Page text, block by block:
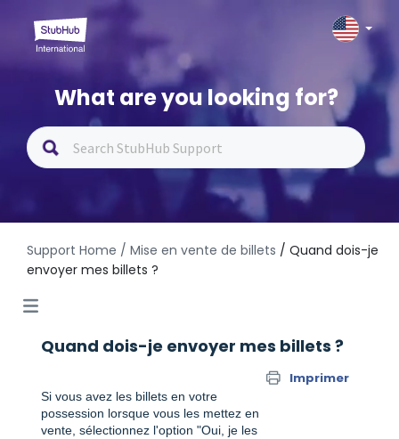
What are you looking for?
Support Home / Mise en vente de billets / Quand dois-je
envoyer mes billets ?
Quand dois-je envoyer mes billets ?
Imprimer
Si vous avez les billets en votre
possession lorsque vous les mettez en
vente, sélectionnez l'option "Oui, je les